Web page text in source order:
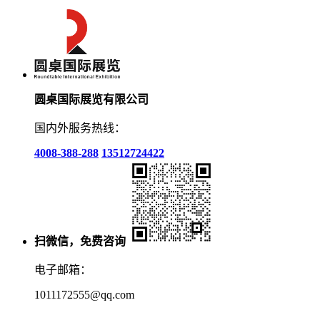
圆桌国际展览有限公司
国内外服务热线：
4008-388-288 13512724422
扫微信，免费咨询
电子邮箱：
1011172555@qq.com